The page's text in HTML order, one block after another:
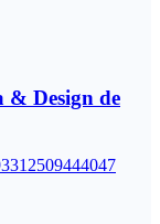
& Design de